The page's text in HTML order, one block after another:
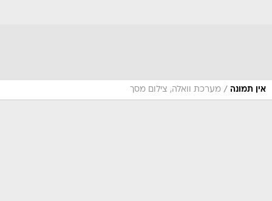
אין תמונה / מערכת וואלה, צילום מסך